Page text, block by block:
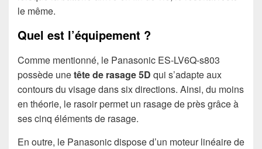
le même.
Quel est l’équipement ?
Comme mentionné, le Panasonic ES-LV6Q-s803
possède unetête de rasage 5D qui s’adapte aux
contours du visage dans six directions. Ainsi, du moins
en théorie, le rasoir permet un rasage de près grâce à
ses cinq éléments de rasage.
En outre, le Panasonic dispose d’un moteur linéaire de